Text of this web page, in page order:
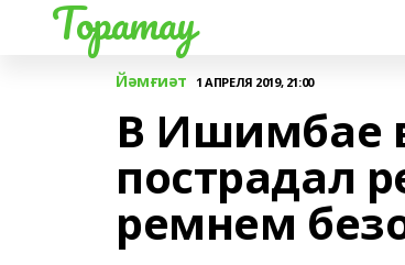
Торатау
Йәмғиәт 1 АПРЕЛЯ 2019, 21:00
В Ишимбае
пострадал
ремнем